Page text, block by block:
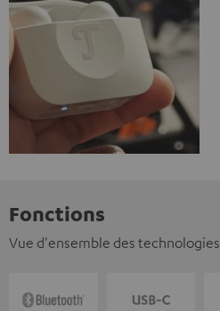
Fonctions
Vue d'ensemble des technologies